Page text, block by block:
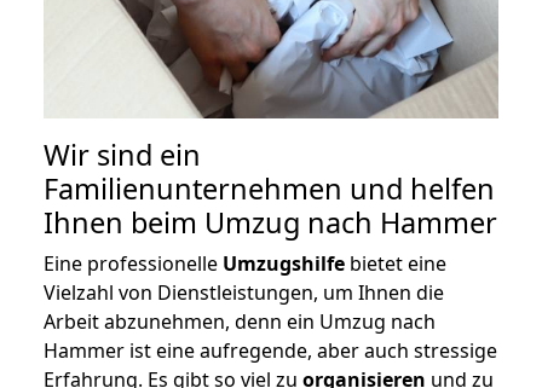
Wir sind ein
Familienunternehmen und helfen
Ihnen beim Umzug nach Hammer
Eine professionelle Umzugshilfe bietet eine
Vielzahl von Dienstleistungen, um Ihnen die
Arbeit abzunehmen, denn ein Umzug nach
Hammer ist eine aufregende, aber auch stressige
Erfahrung. Es gibt so viel zu organisieren und zu